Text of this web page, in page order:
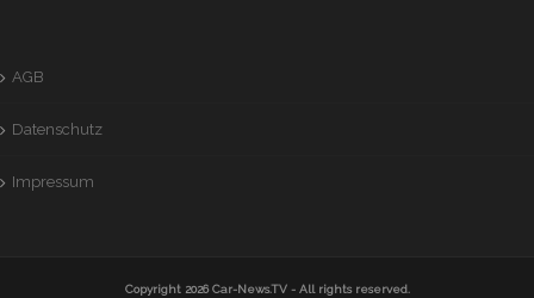
AGB
Datenschutz
Impressum
Copyright 2026Car-News.TV- All rights reserved.